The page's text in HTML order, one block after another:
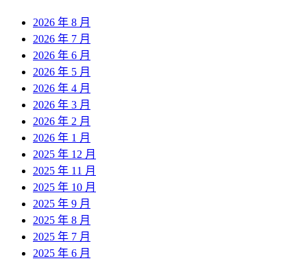
2026 年 8 月
2026 年 7 月
2026 年 6 月
2026 年 5 月
2026 年 4 月
2026 年 3 月
2026 年 2 月
2026 年 1 月
2025 年 12 月
2025 年 11 月
2025 年 10 月
2025 年 9 月
2025 年 8 月
2025 年 7 月
2025 年 6 月